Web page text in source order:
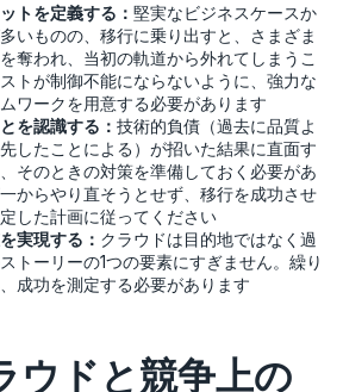
トを定義する：堅実なビジネスケースか
いものの、移行に乗り出すと、さまざま
奪われ、当初の軌道から外れてしまうこ
トが制御不能にならないように、強力な
ワークを用意する必要があります
を認識する：技術的負債（過去に品質よ
したことによる）が招いた結果に直面す
そのときの対策を準備しておく必要があ
からやり直そうとせず、移行を成功させ
した計画に従ってください
実現する： クラウドは目的地ではなく過
トーリーの1つの要素にすぎません。繰り
成功を測定する必要があります
ウドと競争上の